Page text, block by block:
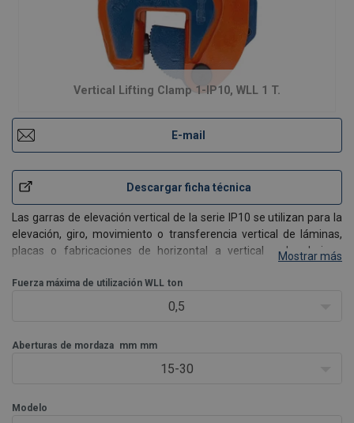
Vertical Lifting Clamp 1-IP10, WLL 1 T.
E-mail
Descargar ficha técnica
Las garras de elevación vertical de la serie IP10 se utilizan para la
elevación, giro, movimiento o transferencia vertical de láminas,
placas o fabricaciones de horizontal a vertical y de abajo a
como una púa de un solo punto o cua
Mostrar más
Fuerza máxima de utilización WLL ton
0,5
Aberturas de mordaza mm mm
15-30
Modelo